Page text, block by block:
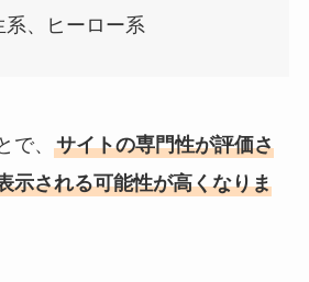
系、ヒーロー系
で、
サイトの専門性が評価さ
示される可能性が高くなりま